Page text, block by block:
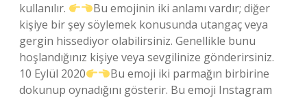
kullanılır.
Bu emojinin iki anlamı vardır; diğer
kişiye bir şey söylemek konusunda utangaç veya
gergin hissediyor olabilirsiniz. Genellikle bunu
hoşlandığınız kişiye veya sevgilinize gönderirsiniz.
10 Eylül 2020
Bu emoji iki parmağın birbirine
dokunup oynadığını gösterir. Bu emoji Instagram